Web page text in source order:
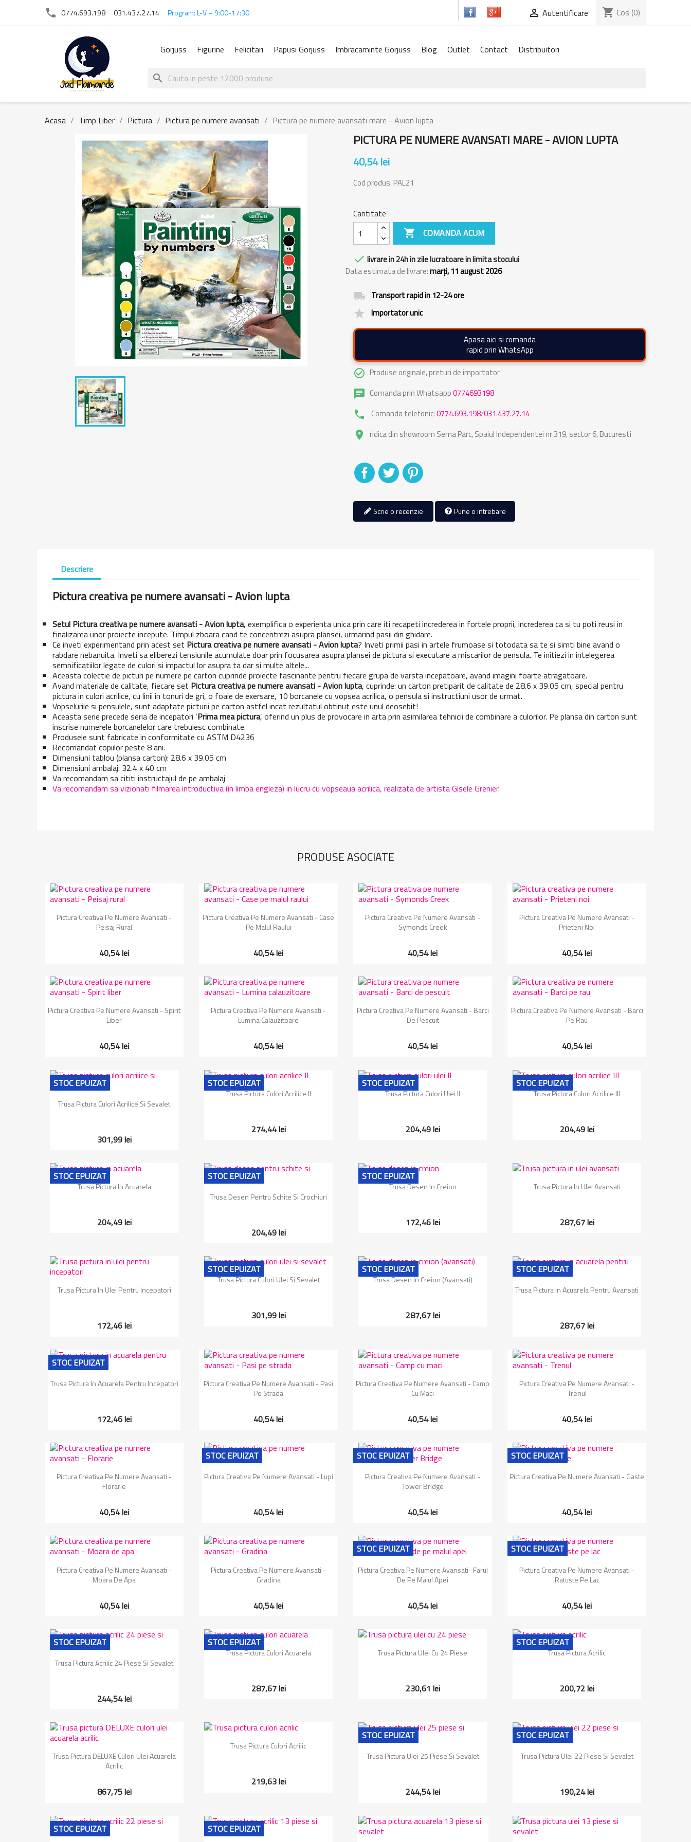
phone 0774.693.198 031.437.27.14 Program: L-V – 9:00-17:30  Autentificare shopping_cart Cos (0)
Gorjuss Figurine Felicitari Papusi Gorjuss Imbracaminte Gorjuss Blog Outlet Contact Distribuitori
search
Acasa Timp Liber Pictura Pictura pe numere avansati Pictura pe numere avansati mare - Avion lupta
PICTURA PE NUMERE AVANSATI MARE - AVION LUPTA
40,54 lei
Cod produs: PAL21
Cantitate
 COMANDA ACUM
 livrare in 24h in zile lucratoare in limita stocului
Data estimata de livrare:marți, 11 august 2026
local_shipping Transport rapid in 12-24 ore
grade Importator unic
Apasa aici si comanda
rapid prin WhatsApp
check_circle_outline Produse originale, preturi de importator
chat Comanda prin Whatsapp0774693198
phone Comanda telefonic:0774.693.198/031.437.27.14
place ridica din showroom Sema Parc, Spaiul Independentei nr 319, sector 6, Bucuresti
DistribuitiTweet
Scrie o recenzie Pune o intrebare
Descriere
Pictura creativa pe numere avansati - Avion lupta
Setul Pictura creativa pe numere avansati - Avion lupta, exemplifica o experienta unica prin care iti recapeti increderea in fortele proprii, increderea ca si tu poti reusi in
finalizarea unor proiecte incepute. Timpul zboara cand te concentrezi asupra plansei, urmarind pasii din ghidare.
Ce inveti experimentand prin acest set Pictura creativa pe numere avansati - Avion lupta? Inveti primii pasi in artele frumoase si totodata sa te si simti bine avand o
rabdare nebanuita. Inveti sa eliberezi tensiunile acumulate doar prin focusarea asupra plansei de pictura si executare a miscarilor de pensula. Te initiezi in intelegerea
semnificatiilor legate de culori si impactul lor asupra ta dar si multe altele...
Aceasta colectie de picturi pe numere pe carton cuprinde proiecte fascinante pentru fiecare grupa de varsta incepatoare, avand imagini foarte atragatoare.
Avand materiale de calitate, fiecare set Pictura creativa pe numere avansati - Avion lupta, cuprinde: un carton pretiparit de calitate de 28.6 x 39.05 cm, special pentru
pictura in culori acrilice, cu linii in tonuri de gri, o foaie de exersare, 10 borcanele cu vopsea acrilica, o pensula si instructiuni usor de urmat.
Vopselurile si pensulele, sunt adaptate picturii pe carton astfel incat rezultatul obtinut este unul deosebit!
Aceasta serie precede seria de incepatori ‘Prima mea pictura’, oferind un plus de provocare in arta prin asimilarea tehnicii de combinare a culorilor. Pe plansa din carton sunt
inscrise numerele borcanelelor care trebuiesc combinate.
Produsele sunt fabricate in conformitate cu ASTM D4236
Recomandat copiilor peste 8 ani.
Dimensiuni tablou (plansa carton): 28.6 x 39.05 cm
Dimensiuni ambalaj: 32.4 x 40 cm
Va recomandam sa cititi instructajul de pe ambalaj
Va recomandam sa vizionati filmarea introductiva (in limba engleza) in lucru cu vopseaua acrilica, realizata de artista Gisele Grenier.
PRODUSE ASOCIATE
Vizualizare rapida
Pictura Creativa Pe Numere Avansati -
Peisaj Rural
40,54 lei
Vizualizare rapida
Pictura Creativa Pe Numere Avansati - Case
Pe Malul Raului
40,54 lei
Vizualizare rapida
Pictura Creativa Pe Numere Avansati -
Symonds Creek
40,54 lei
Vizualizare rapida
Pictura Creativa Pe Numere Avansati -
Prieteni Noi
40,54 lei
Vizualizare rapida
Pictura Creativa Pe Numere Avansati - Spirit
Liber
40,54 lei
Vizualizare rapida
Pictura Creativa Pe Numere Avansati -
Lumina Calauzitoare
40,54 lei
Vizualizare rapida
Pictura Creativa Pe Numere Avansati - Barci
De Pescuit
40,54 lei
Vizualizare rapida
Pictura Creativa Pe Numere Avansati - Barci
Pe Rau
40,54 lei
Vizualizare rapida
Trusa Pictura Culori Acrilice Si Sevalet
301,99 lei
STOC EPUIZAT
Vizualizare rapida
Trusa Pictura Culori Acrilice II
274,44 lei
STOC EPUIZAT
Vizualizare rapida
Trusa Pictura Culori Ulei II
204,49 lei
STOC EPUIZAT
Vizualizare rapida
Trusa Pictura Culori Acrilice III
204,49 lei
STOC EPUIZAT
Vizualizare rapida
Trusa Pictura In Acuarela
204,49 lei
STOC EPUIZAT
Vizualizare rapida
Trusa Desen Pentru Schite Si Crochiuri
204,49 lei
STOC EPUIZAT
Vizualizare rapida
Trusa Desen In Creion
172,46 lei
STOC EPUIZAT
Vizualizare rapida
Trusa Pictura In Ulei Avansati
287,67 lei
Vizualizare rapida
Trusa Pictura In Ulei Pentru Incepatori
172,46 lei
Vizualizare rapida
Trusa Pictura Culori Ulei Si Sevalet
301,99 lei
STOC EPUIZAT
Vizualizare rapida
Trusa Desen In Creion (avansati)
287,67 lei
STOC EPUIZAT
Vizualizare rapida
Trusa Pictura In Acuarela Pentru Avansati
287,67 lei
STOC EPUIZAT
 Vizualizare rapida
Trusa Pictura In Acuarela Pentru Incepatori
172,46 lei
STOC EPUIZAT
Vizualizare rapida
Pictura Creativa Pe Numere Avansati - Pasi
Pe Strada
40,54 lei
Vizualizare rapida
Pictura Creativa Pe Numere Avansati - Camp
Cu Maci
40,54 lei
Vizualizare rapida
Pictura Creativa Pe Numere Avansati -
Trenul
40,54 lei
Vizualizare rapida
Pictura Creativa Pe Numere Avansati -
Florarie
40,54 lei
Vizualizare rapida
Pictura Creativa Pe Numere Avansati - Lupi
40,54 lei
STOC EPUIZAT
Vizualizare rapida
Pictura Creativa Pe Numere Avansati -
Tower Bridge
40,54 lei
STOC EPUIZAT
Vizualizare rapida
Pictura Creativa Pe Numere Avansati - Gaste
40,54 lei
STOC EPUIZAT
Vizualizare rapida
Pictura Creativa Pe Numere Avansati -
Moara De Apa
40,54 lei
Vizualizare rapida
Pictura Creativa Pe Numere Avansati -
Gradina
40,54 lei
Vizualizare rapida
Pictura Creativa Pe Numere Avansati -Farul
De Pe Malul Apei
40,54 lei
STOC EPUIZAT
Vizualizare rapida
Pictura Creativa Pe Numere Avansati -
Ratuste Pe Lac
40,54 lei
STOC EPUIZAT
Vizualizare rapida
Trusa Pictura Acrilic 24 Piese Si Sevalet
244,54 lei
STOC EPUIZAT
Vizualizare rapida
Trusa Pictura Culori Acuarela
287,67 lei
STOC EPUIZAT
Vizualizare rapida
Trusa Pictura Ulei Cu 24 Piese
230,61 lei
Vizualizare rapida
Trusa Pictura Acrilic
200,72 lei
STOC EPUIZAT
Vizualizare rapida
Trusa Pictura DELUXE Culori Ulei Acuarela
Acrilic
867,75 lei
Vizualizare rapida
Trusa Pictura Culori Acrilic
219,63 lei
Vizualizare rapida
Trusa Pictura Ulei 25 Piese Si Sevalet
244,54 lei
STOC EPUIZAT
Vizualizare rapida
Trusa Pictura Ulei 22 Piese Si Sevalet
190,24 lei
STOC EPUIZAT
STOC EPUIZAT
STOC EPUIZAT